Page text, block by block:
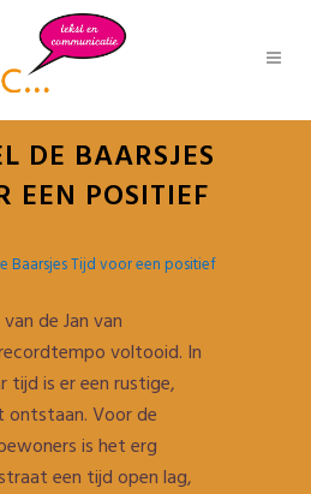
DE BAARSJES
EEN POSITIEF
Baarsjes Tijd voor een positief
de Jan van
voltooid. In
tijd is er een rustige,
ontstaan. Voor de
is het erg
een tijd open lag,